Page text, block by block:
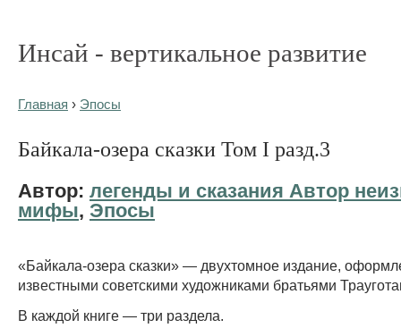
Инсай - вертикальное развитие
Главная › Эпосы
Байкала-озера сказки Том I разд.3
Автор: легенды и сказания Автор
мифы, Эпосы
«Байкала-озера сказки» — двухтомное издание,
известными советскими художниками братьями
В каждой книге — три раздела.